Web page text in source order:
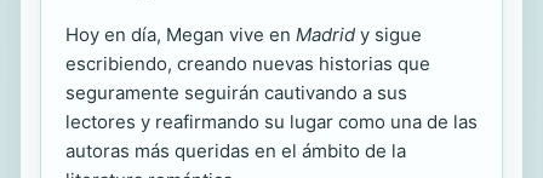
Hoy en día, Megan vive en Madrid y sigue
escribiendo, creando nuevas historias que
seguramente seguirán cautivando a sus
lectores y reafirmando su lugar como una de las
autoras más queridas en el ámbito de la